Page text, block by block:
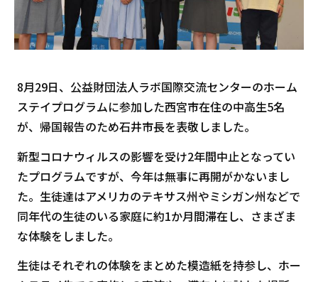
8月29日、公益財団法人ラボ国際交流センターのホーム
ステイプログラムに参加した西宮市在住の中高生5名
が、帰国報告のため石井市長を表敬しました。
新型コロナウィルスの影響を受け2年間中止となってい
たプログラムですが、今年は無事に再開がかないまし
た。生徒達はアメリカのテキサス州やミシガン州などで
同年代の生徒のいる家庭に約1か月間滞在し、さまざま
な体験をしました。
生徒はそれぞれの体験をまとめた模造紙を持参し、ホー